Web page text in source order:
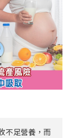
不足營養，而